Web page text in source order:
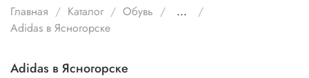
Главная Каталог Обувь
...
Adidas в Ясногорске
Adidas в Ясногорске